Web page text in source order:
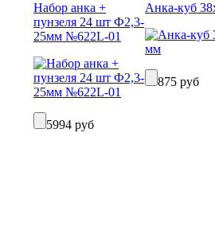
Набор анка +
пунзеля 24 шт Ф2,3-
25мм №622L-01
5994 руб
Анка-куб
875 руб